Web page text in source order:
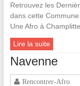
Retrouvez les
dans cette
Une Afro à
Lire la suite
Navenne
Rencontrer-Afro